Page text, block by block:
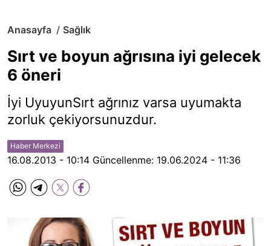
Anasayfa Sağlık
Sırt ve boyun ağrısına iyi gelecek
6 öneri
İyi UyuyunSırt ağrınız varsa uyumakta
zorluk çekiyorsunuzdur.
Haber Merkezi
16.08.2013 - 10:14 Güncellenme: 19.06.2024 - 11:36